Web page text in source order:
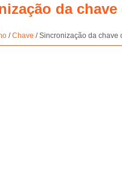
da
/Chave / Sincronização da chave